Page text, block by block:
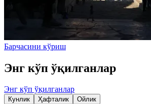
Барчасини кўриш
Энг кўп ўқилганлар
Энг кўп ўқилганлар
Кунлик Ҳафталик Ойлик